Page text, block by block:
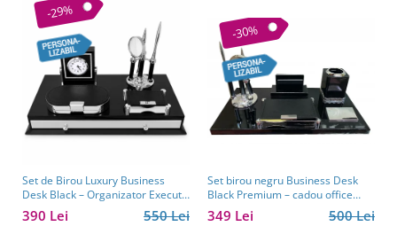
-29%
Set de Birou Luxury Business
Desk Black – Organizator Executiv
cu Ceas și Accesorii
550 Lei
390 Lei
-30%
Set birou negru Business Desk
Black Premium – cadou office
personalizabil pentru bărbați500 Lei
349 Lei